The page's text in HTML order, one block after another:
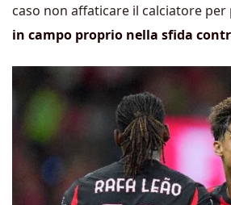
caso non affaticare il calciatore per
in campo proprio nella sfida